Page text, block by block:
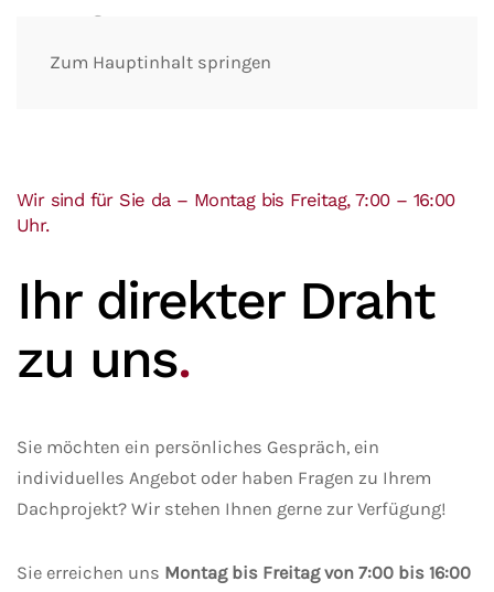
Zum Hauptinhalt springen
Wir sind für Sie da – Montag bis Freitag, 7:00 – 16:00
Uhr.
Ihr direkter Draht
zu uns.
Sie möchten ein persönliches Gespräch, ein
individuelles Angebot oder haben Fragen zu Ihrem
Dachprojekt? Wir stehen Ihnen gerne zur Verfügung!
Sie erreichen uns Montag bis Freitag von 7:00 bis 16:00